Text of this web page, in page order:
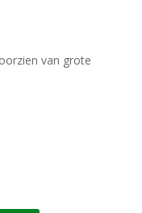
van grote